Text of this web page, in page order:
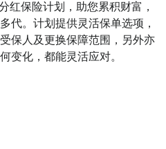
红保险计划，助您累积财富，
代。计划提供灵活保单选项，
保人及更换保障范围，另外亦
变化，都能灵活应对。